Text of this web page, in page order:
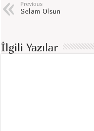
Previous
Selam Olsun
İlgili Yazılar